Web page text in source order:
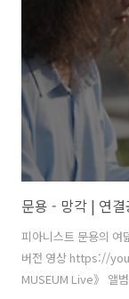
김민정 운영 매니저,
들에게(Us and
미술관,..
문용 - 망각 | 연
피아니스트 문용의 여
버전 영상 https://
MUSEUM Live》 앨